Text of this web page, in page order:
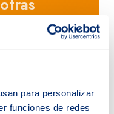
para personalizar
funciones de redes